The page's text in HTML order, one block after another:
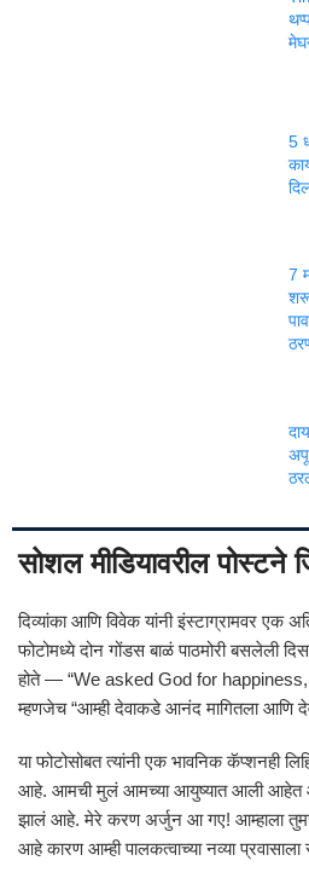
5
7
सोशल मीडियावरील पोस्टने
दिव्यांका आणि विवेक यांनी इंस्टाग्रामवर एक
फोटोमध्ये दोन गोंडस बाळं पाठमोरी बसलेली
होते — “We asked God for
म्हणजेच “आम्ही देवाकडे आनंद मागितला आणि
या फोटोसोबत त्यांनी एक भावनिक कॅप्शनही
आहे. आमची मुलं आमच्या आयुष्यात आली
झालं आहे. मेरे करण अर्जुन आ गए! आम्हाला
आहे कारण आम्ही पालकत्वाच्या नव्या